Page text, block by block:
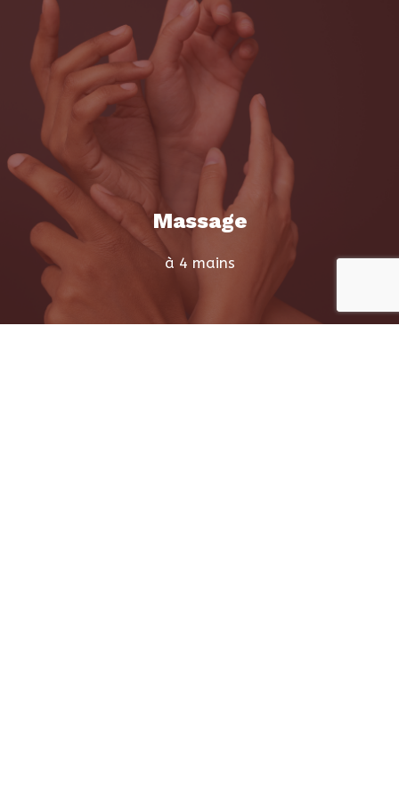
Massage
à 4 mains